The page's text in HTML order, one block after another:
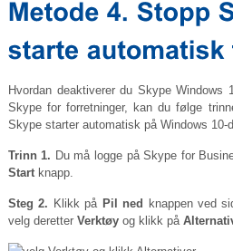
Hvordan deaktiverer du Skype Windows
Skype for forretninger, kan du følge
Skype starter automatisk på Windows 10-
Trinn 1. Du må logge på Skype for
Startknapp.
Steg 2. Klikk på Pil ned knappen ved
velg deretter Verktøyog klikk på